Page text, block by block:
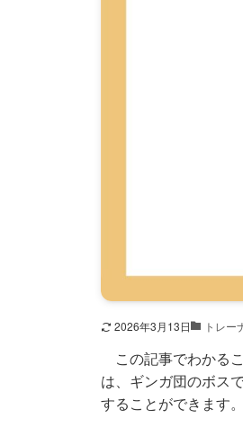
2026年3月13日 トレー
この記事でわかる
は、ギンガ団のボス
することができます